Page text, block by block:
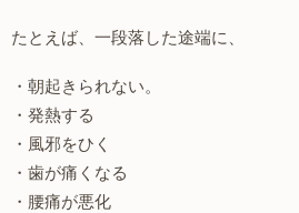
たとえば、一段落した途端に、
・朝起きられない。
・発熱する
・風邪をひく
・歯が痛くなる
・腰痛が悪化